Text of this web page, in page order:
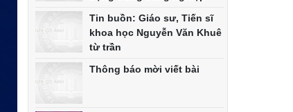
Tin buồn: Giáo sư, Tiến sĩ
khoa học Nguyễn Văn Khuê
từ trần
Thông báo mời viết bài